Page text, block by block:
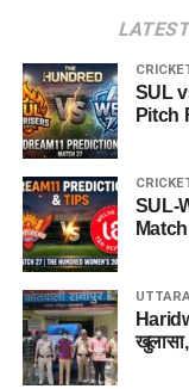
SUL
Pitch
SUL-
खुलासा,